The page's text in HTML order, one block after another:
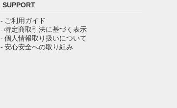
ップ
SUPPORT
- ご利用ガイド
- 特定商取引法に基づく表示
- 個人情報取り扱いについて
- 安心安全への取り組み